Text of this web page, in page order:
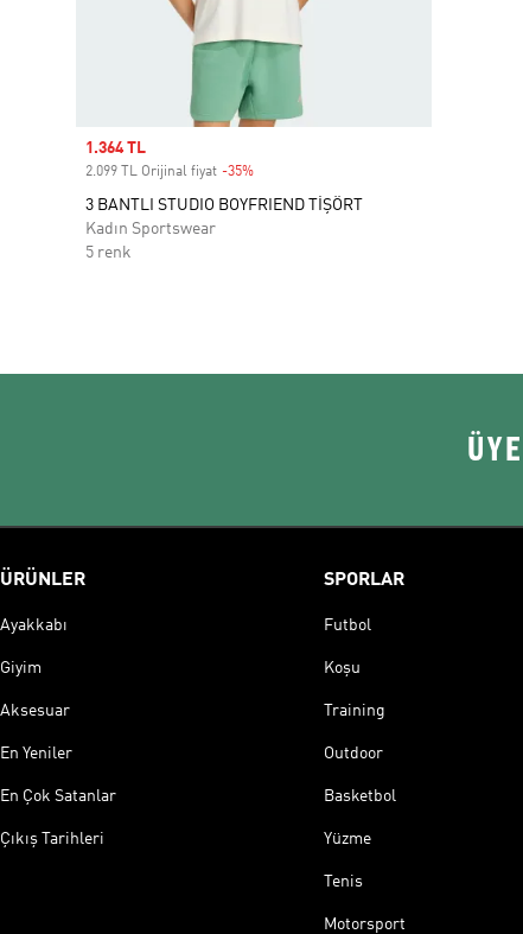
Sale price
1.364 TL
2.099 TL Orijinal fiyat -35%
3 BANTLI STUDIO BOYFRIEND TİŞÖRT
Kadın Sportswear
5 renk
ÜRÜNLER
Ayakkabı
Giyim
Aksesuar
En Yeniler
En Çok Satanlar
Çıkış Tarihleri
SPORLAR
Futbol
Koşu
Training
Outdoor
Basketbol
Yüzme
Tenis
Motorsport